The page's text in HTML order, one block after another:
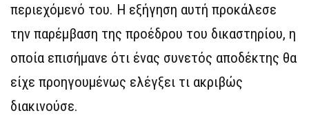
περιεχόμενό του. Η εξήγηση αυτή προκάλεσε
την παρέμβαση της προέδρου του δικαστηρίου, η
οποία επισήμανε ότι ένας συνετός αποδέκτης θα
είχε προηγουμένως ελέγξει τι ακριβώς
διακινούσε.